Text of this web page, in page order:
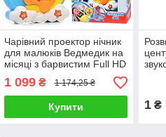
Чарівний проектор нічник
для малюків Ведмедик на
місяці з барвистим Full HD
зображенням
колисковими та м'якими
звуками природи
1 099₴ 1 174,25 ₴
Купити 1 ₴